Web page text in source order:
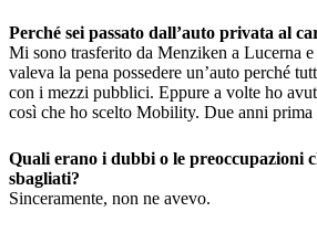
Perché sei passato dall’auto privata al
Mi sono trasferito da Menziken a Lucerna
valeva la pena possedere un’auto perché
con i mezzi pubblici. Eppure a volte ho
così che ho scelto Mobility. Due anni
Quali erano i dubbi o le preoccupazioni
sbagliati?
Sinceramente, non ne avevo.